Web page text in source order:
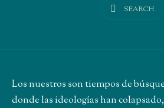
SEARCH
Los nuestros son tiempos de
donde las ideologías han